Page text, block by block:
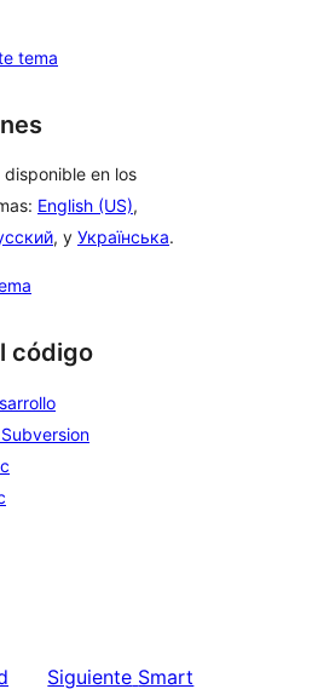
tema
en los
English (US),
, y Українська.
código
Siguiente Smart